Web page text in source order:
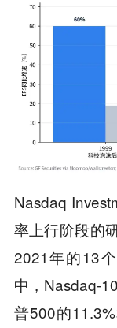
Nasdaq
率上行阶段的
2021年的13
中，Nasdaq-
普500的